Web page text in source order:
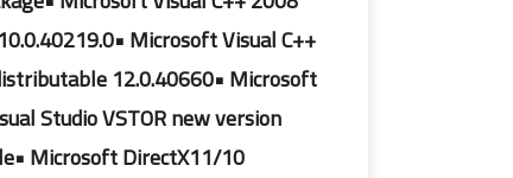
Microsoft Visual C++
12.0.40660• Microsoft
Studio VSTOR new version
Microsoft DirectX11/10